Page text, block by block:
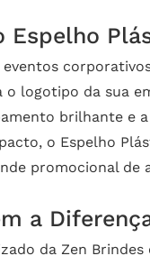
Espelho
eventos
o logotipo da sua
brilhante e
o Espelho
promocional de
a
da Zen